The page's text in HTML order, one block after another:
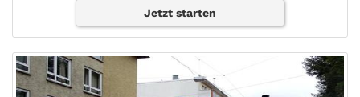
Jetzt starten